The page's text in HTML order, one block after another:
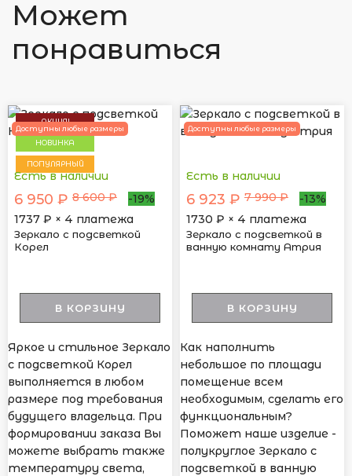
Может
понравиться
АКЦИЯ!
НОВИНКА
ПОПУЛЯРНЫЙ
Доступны любые размеры
Есть в наличии
6 950 ₽ 8 600 ₽
-19%
1737 ₽ × 4 платежа
Зеркало с подсветкой
Корел
В КОРЗИНУ
Яркое и стильное Зеркало
с подсветкой Корел
выполняется в любом
размере под требования
будущего владельца. При
формировании заказа Вы
можете выбрать также
температуру света,
Доступны любые размеры
Есть в наличии
6 923 ₽ 7 990 ₽
-13%
1730 ₽ × 4 платежа
Зеркало с подсветкой в
ванную комнату Атрия
В КОРЗИНУ
Как наполнить
небольшое по площади
помещение всем
необходимым, сделать его
функциональным?
Поможет наше изделие -
полукруглое Зеркало с
подсветкой в ванную